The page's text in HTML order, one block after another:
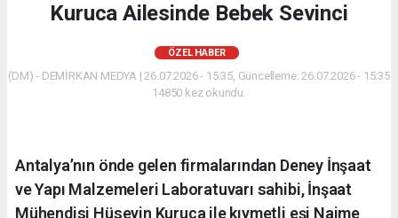
Kuruca Ailesinde Bebek Sevinci
ÖZEL HABER
(DM) - DEMİRKAN MEDYA | 26.07.2026 - 15:35, Güncelleme: 26.07.2026 - 15:35
14850 kez okundu.
Antalya’nın önde gelen firmalarından Deney İnşaat
ve Yapı Malzemeleri Laboratuvarı sahibi, İnşaat
Mühendisi Hüseyin Kuruca ile kıymetli eşi Naime